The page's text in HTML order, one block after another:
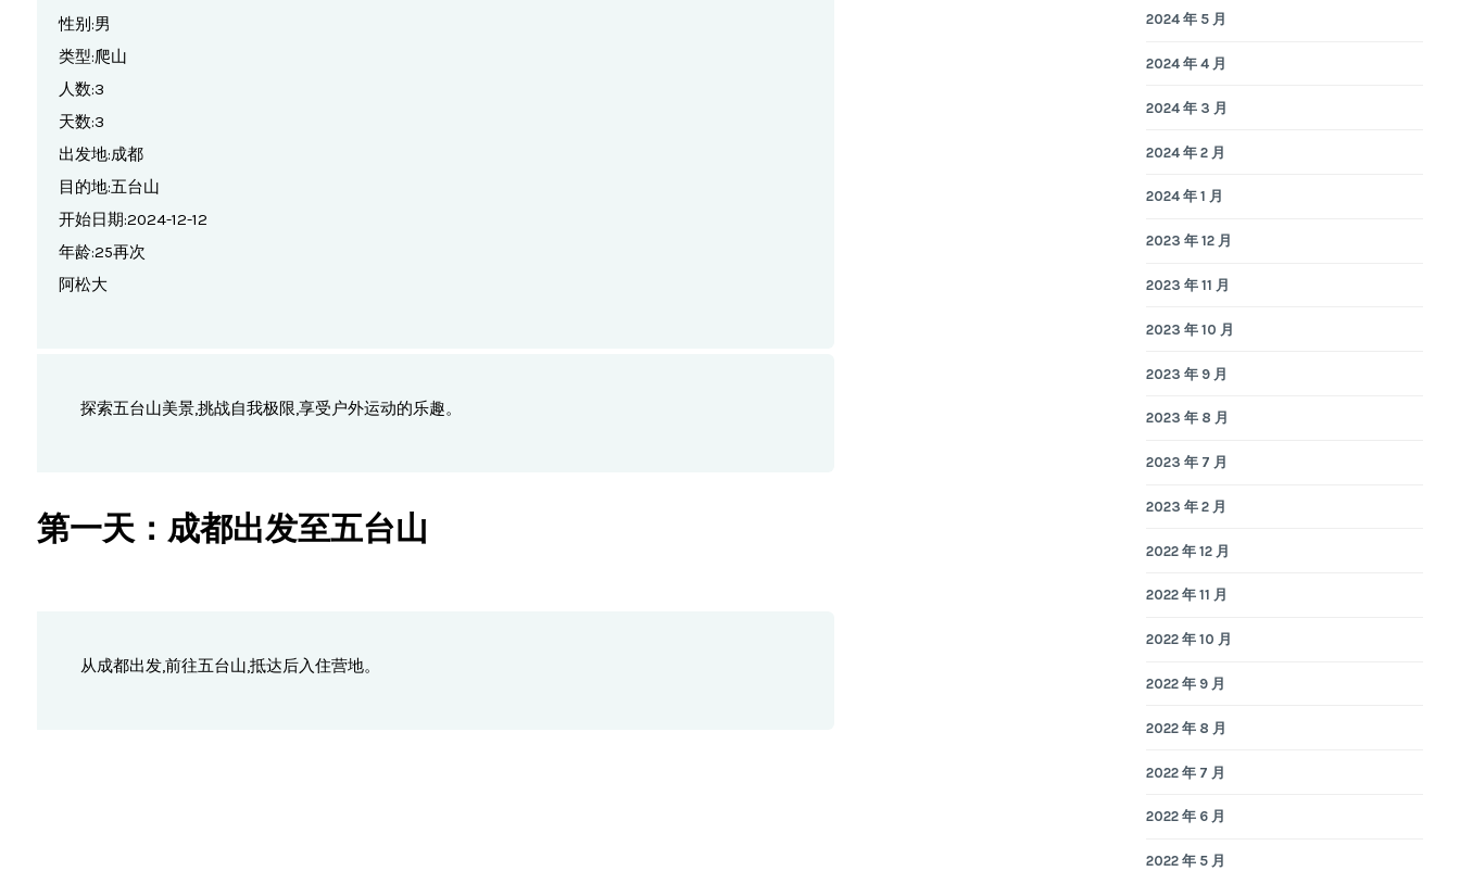
性别:男
类型:爬山
人数:3
天数:3
出发地:成都
目的地:五台山
开始日期:2024-12-12
年龄:25再次
阿松大
探索五台山美景,挑战自我极限,享受户外运动的乐趣。
第一天：成都出发至五台山
从成都出发,前往五台山,抵达后入住营地。
2024 年 5 月
2024 年 4 月
2024 年 3 月
2024 年 2 月
2024 年 1 月
2023 年 12 月
2023 年 11 月
2023 年 10 月
2023 年 9 月
2023 年 8 月
2023 年 7 月
2023 年 2 月
2022 年 12 月
2022 年 11 月
2022 年 10 月
2022 年 9 月
2022 年 8 月
2022 年 7 月
2022 年 6 月
2022 年 5 月